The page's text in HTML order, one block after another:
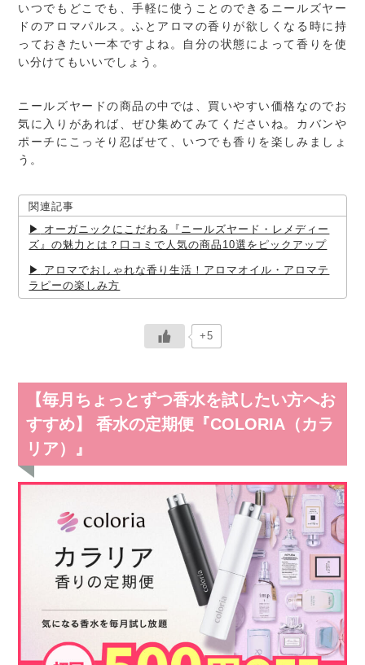
いつでもどこでも、手軽に使うことのできるニールズヤー
ドのアロマパルス。ふとアロマの香りが欲しくなる時に持
っておきたい一本ですよね。自分の状態によって香りを使
い分けてもいいでしょう。
ニールズヤードの商品の中では、買いやすい価格なのでお
気に入りがあれば、ぜひ集めてみてくださいね。カバンや
ポーチにこっそり忍ばせて、いつでも香りを楽しみましょ
う。
関連記事
オーガニックにこだわる『ニールズヤード・レメディー
ズ』の魅力とは？口コミで人気の商品10選をピックアップ
アロマでおしゃれな香り生活！アロマオイル・アロマテ
ラピーの楽しみ方
+5
【毎月ちょっとずつ香水を試したい方へお
すすめ】 香水の定期便『COLORIA（カラ
リア）』